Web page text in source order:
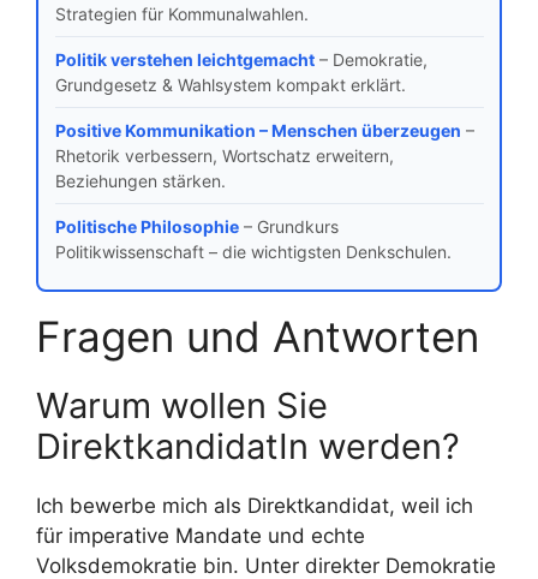
Strategien für Kommunalwahlen.
Politik verstehen leichtgemacht– Demokratie,
Grundgesetz & Wahlsystem kompakt erklärt.
Positive Kommunikation – Menschen überzeugen –
Rhetorik verbessern, Wortschatz erweitern,
Beziehungen stärken.
Politische Philosophie– Grundkurs
Politikwissenschaft – die wichtigsten Denkschulen.
Fragen und Antworten
Warum wollen Sie
DirektkandidatIn werden?
Ich bewerbe mich als Direktkandidat, weil ich
für imperative Mandate und echte
Volksdemokratie bin. Unter direkter Demokratie